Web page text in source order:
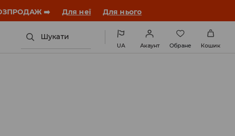
ЗАВАНТАЖИТИ ДОДАТОК
Шукати
UA Акаунт Обране Кошик